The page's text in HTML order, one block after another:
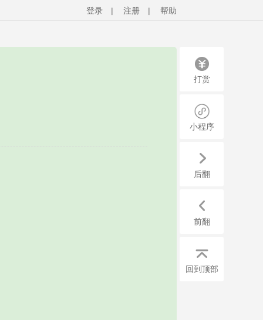
登录 | 注册 | 帮助
打赏
小程序
后翻
前翻
回到顶部